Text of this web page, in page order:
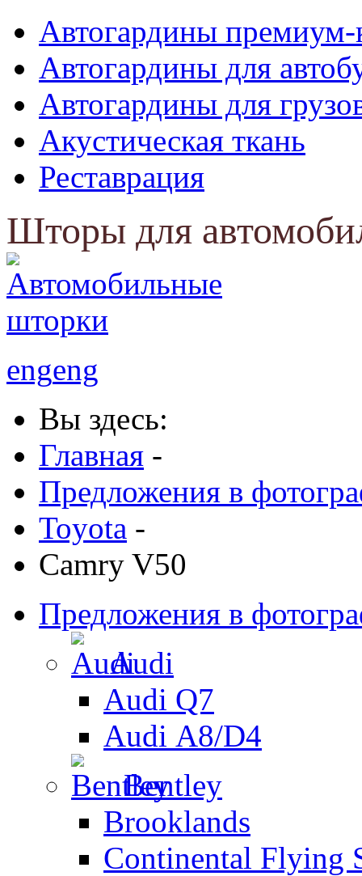
Автогардины премиум-
Автогардины для
Автогардины для
Акустическая ткань
Реставрация
Шторы для
engeng
Вы здесь:
Главная -
Предложения в
Toyota -
Camry V50
Предложения в
Audi
Audi Q7
Audi А8/D4
Bentley
Brooklands
Continental Flying